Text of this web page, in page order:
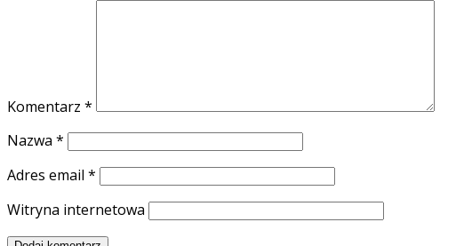
Komentarz *
Nazwa *
Adres email *
Witryna internetowa